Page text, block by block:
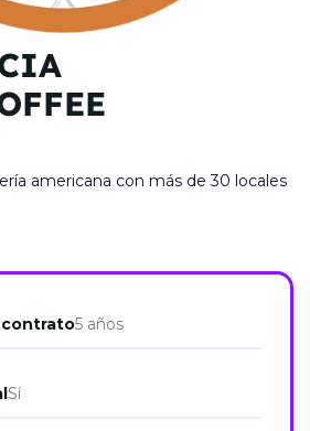
americana con más de 30 locales
5 años
Sí